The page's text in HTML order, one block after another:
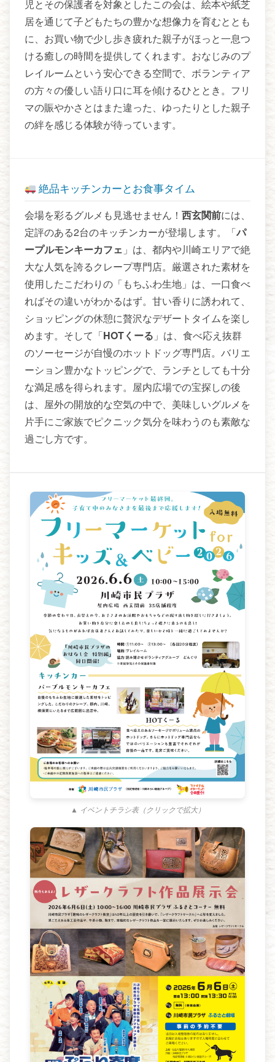
児とその保護者を対象としたこの会は、絵本や紙芝
居を通じて子どもたちの豊かな想像力を育むととも
に、お買い物で少し歩き疲れた親子がほっと一息つ
ける癒しの時間を提供してくれます。おなじみのプ
レイルームという安心できる空間で、ボランティア
の方々の優しい語り口に耳を傾けるひととき。フリ
マの賑やかさとはまた違った、ゆったりとした親子
の絆を感じる体験が待っています。
絶品キッチンカーとお食事タイム
会場を彩るグルメも見逃せません！ 西玄関前には、
定評のある2台のキッチンカーが登場します。「パ
ープルモンキーカフェ 」は、都内や川崎エリアで絶
大な人気を誇るクレープ専門店。厳選された素材を
使用したこだわりの「もちふわ生地」は、一口食べ
ればその違いがわかるはず。甘い香りに誘われて、
ショッピングの休憩に贅沢なデザートタイムを楽し
めます。そして「HOTくーる 」は、食べ応え抜群
のソーセージが自慢のホットドッグ専門店。バリエ
ーション豊かなトッピングで、ランチとしても十分
な満足感を得られます。屋内広場での宝探しの後
は、屋外の開放的な空気の中で、美味しいグルメを
片手にご家族でピクニック気分を味わうのも素敵な
過ごし方です。
▲ イベントチラシ表（クリックで拡大）